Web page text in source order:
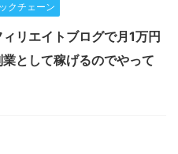
クチェーン
リエイトブログで月1万円
として稼げるのでやって